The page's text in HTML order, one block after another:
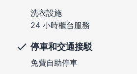
洗衣設施
24 小時櫃台服務
停車和交通接駁
免費自助停車